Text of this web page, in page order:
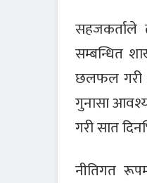
सहजकर्ताले
सम्बन्धित
छलफल गरी
गुनासा
गरी सात
नीतिगत